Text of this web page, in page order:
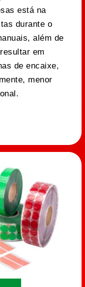
está na
durante o
além de
em
de encaixe,
menor